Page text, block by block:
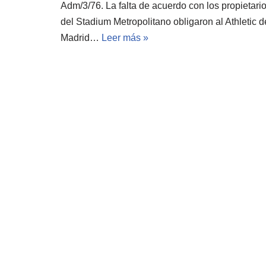
Adm/3/76. La falta de acuerdo con los
del Stadium Metropolitano obligaron al Athletic
Madrid… Leer más »